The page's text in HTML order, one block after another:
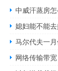
中威汗蒸房怎
媳妇能不能
马尔代夫一
网络传输带宽